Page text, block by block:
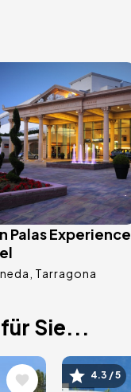
Palas Experience
Tarragona
Sie...
Bild4.3 / 5